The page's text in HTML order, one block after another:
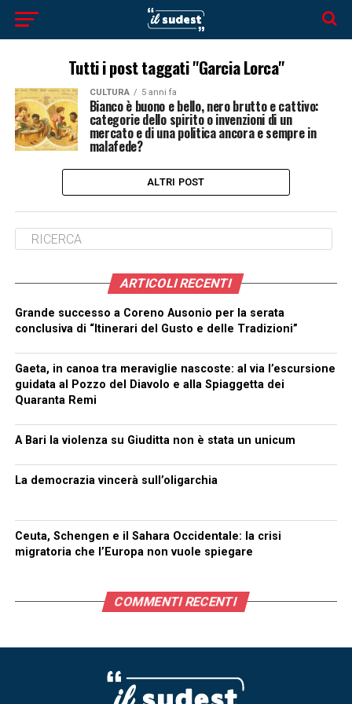
Tutti i post taggati "Garcia Lorca"
CULTURA 5 anni fa
Bianco è buono e bello, nero brutto e cattivo:
categorie dello spirito o invenzioni di un
mercato e di una politica ancora e sempre in
malafede?
ALTRI POST
ARTICOLI RECENTI
Grande successo a Coreno Ausonio per la serata
conclusiva di “Itinerari del Gusto e delle Tradizioni”
Gaeta, in canoa tra meraviglie nascoste: al via l’escursione
guidata al Pozzo del Diavolo e alla Spiaggetta dei
Quaranta Remi
A Bari la violenza su Giuditta non è stata un unicum
La democrazia vincerà sull’oligarchia
Ceuta, Schengen e il Sahara Occidentale: la crisi
migratoria che l’Europa non vuole spiegare
COMMENTI RECENTI